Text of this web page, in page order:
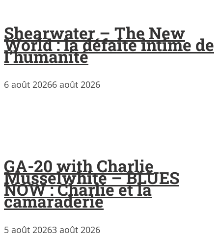
Shearwater – The New
World : la défaite intime de
l’humanité
6 août 20266 août 2026
GA-20 with Charlie
Musselwhite – BLUES
NOW : Charlie et la
camaraderie
5 août 20263 août 2026